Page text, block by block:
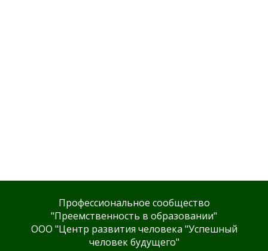
Профессиональное сообщество
"Преемственность в образовании"
ООО "Центр развития человека "Успешный
человек будущего"